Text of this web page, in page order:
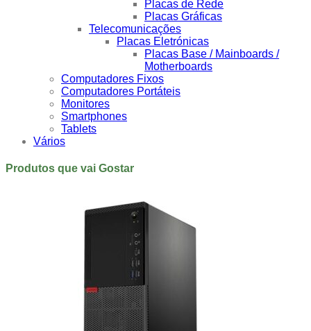
Placas de Rede
Placas Gráficas
Telecomunicações
Placas Eletrónicas
Placas Base / Mainboards /
Motherboards
Computadores Fixos
Computadores Portáteis
Monitores
Smartphones
Tablets
Vários
Produtos que vai Gostar